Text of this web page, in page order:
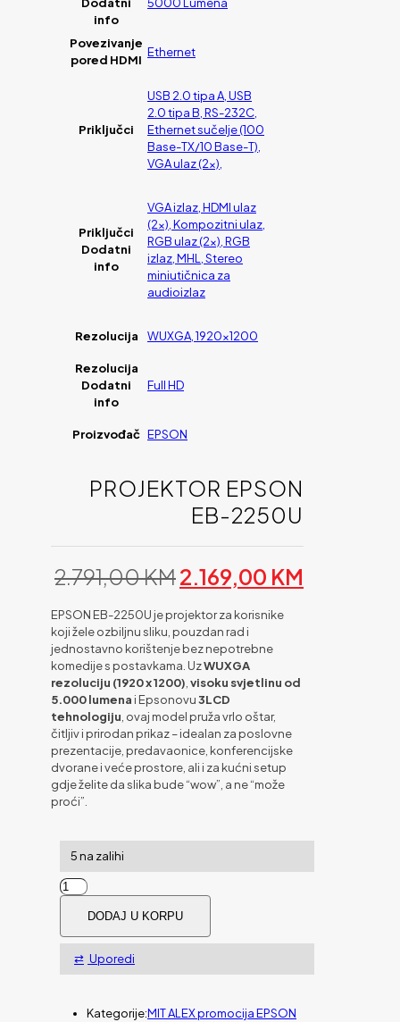
info
Povezivanje
pored HDMI
Ethernet
Priključci
USB 2.0 tipa A, USB
2.0 tipa B, RS-232C,
Ethernet sučelje (100
Base-TX/10 Base-T),
VGA ulaz (2x),
Priključci
Dodatni
info
VGA izlaz, HDMI ulaz
(2x), Kompozitni ulaz,
RGB ulaz (2x), RGB
izlaz, MHL, Stereo
miniutičnica za
audioizlaz
Rezolucija WUXGA, 1920×1200
Rezolucija
Dodatni
info
Full HD
Proizvođač EPSON
PROJEKTOR EPSON
EB-2250U
2.791,00KMOriginal
price
was:
2.791,00 KM.
2.169,00 KM
price
EPSON EB-2250U je projektor za korisnike
koji žele ozbiljnu sliku, pouzdan rad i
jednostavno korištenje bez nepotrebne
komedije s postavkama. UzWUXGA
rezoluciju (1920 x 1200),visoku svjetlinu od
5.000 lumena i Epsonovu3LCD
tehnologiju, ovaj model pruža vrlo oštar,
čitljiv i prirodan prikaz – idealan za poslovne
prezentacije, predavaonice, konferencijske
dvorane i veće prostore, ali i za kućni setup
gdje želite da slika bude “wow”, a ne “može
proći”.
5 na zalihi
Projektor
EPSON
2250U
količina
DODAJ U KORPU
Uporedi
Kategorije:MIT ALEX promocija EPSON